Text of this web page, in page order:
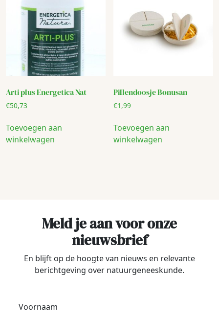
Arti plus Energetica Nat
€50,73
Toevoegen aan
winkelwagen
Pillendoosje Bonusan
€1,99
Toevoegen aan
winkelwagen
Meld je aan voor onze
nieuwsbrief
En blijft op de hoogte van nieuws en relevante
berichtgeving over natuurgeneeskunde.